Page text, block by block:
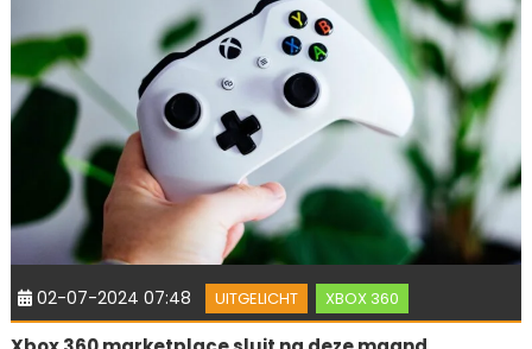
02-07-2024 07:48 UITGELICHT XBOX 360